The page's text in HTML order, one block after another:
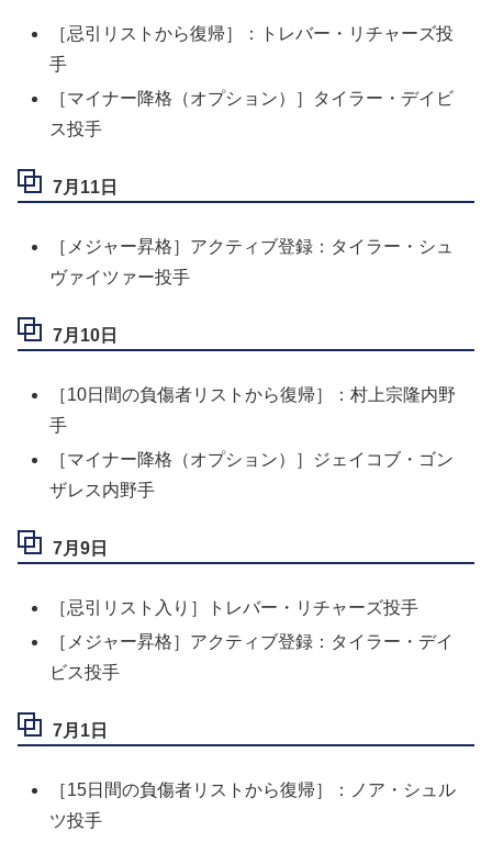
［忌引リストから復帰］：トレバー・リチャーズ投
手
［マイナー降格（オプション）］タイラー・デイビ
ス投手
7月11日
［メジャー昇格］アクティブ登録：タイラー・シュ
ヴァイツァー投手
7月10日
［10日間の負傷者リストから復帰］：村上宗隆内野
手
［マイナー降格（オプション）］ジェイコブ・ゴン
ザレス内野手
7月9日
［忌引リスト入り］トレバー・リチャーズ投手
［メジャー昇格］アクティブ登録：タイラー・デイ
ビス投手
7月1日
［15日間の負傷者リストから復帰］：ノア・シュル
ツ投手